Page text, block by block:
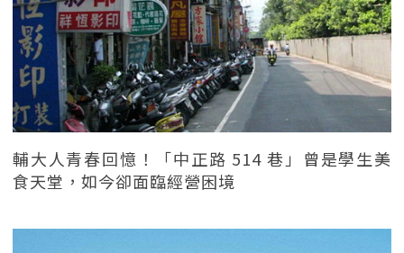
輔大人青春回憶！「中正路 514 巷」曾是學生美
食天堂，如今卻面臨經營困境